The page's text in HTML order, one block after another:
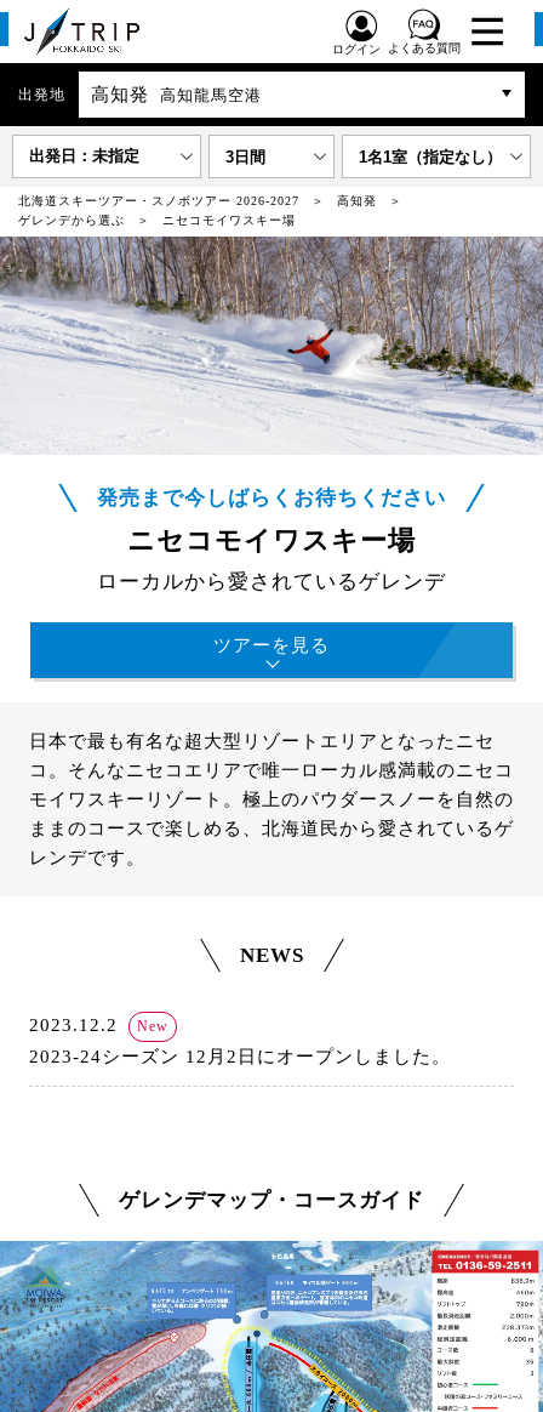
ログイン よくある質問
出発地 高知発 高知龍馬空港
出発日：未指定 3日間 1名1室（指定なし）
北海道スキーツアー・スノボツアー 2026-2027
高知発
ゲレンデから選ぶ
ニセコモイワスキー場
発売まで今しばらくお待ちください
ニセコモイワスキー場
ローカルから愛されているゲレンデ
ツアーを見る
日本で最も有名な超大型リゾートエリアとなったニセ
コ。そんなニセコエリアで唯一ローカル感満載のニセコ
モイワスキーリゾート。極上のパウダースノーを自然の
ままのコースで楽しめる、北海道民から愛されているゲ
レンデです。
NEWS
2023.12.2 New
2023-24シーズン 12月2日にオープンしました。
ゲレンデマップ・コースガイド